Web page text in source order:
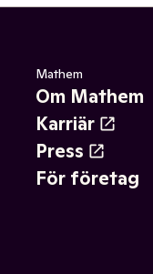
Mathem
Om Mathem
Karriär
Press
För företag